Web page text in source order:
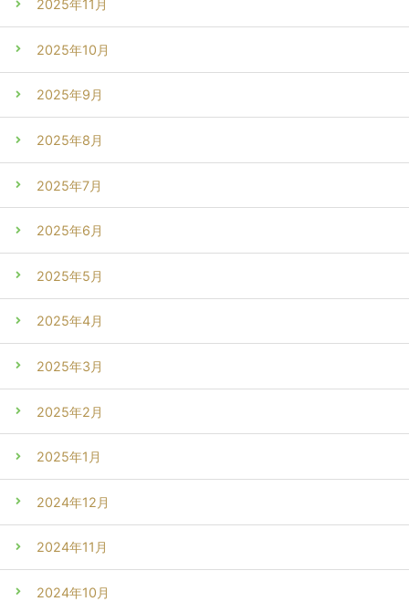
2025年11月
2025年10月
2025年9月
2025年8月
2025年7月
2025年6月
2025年5月
2025年4月
2025年3月
2025年2月
2025年1月
2024年12月
2024年11月
2024年10月